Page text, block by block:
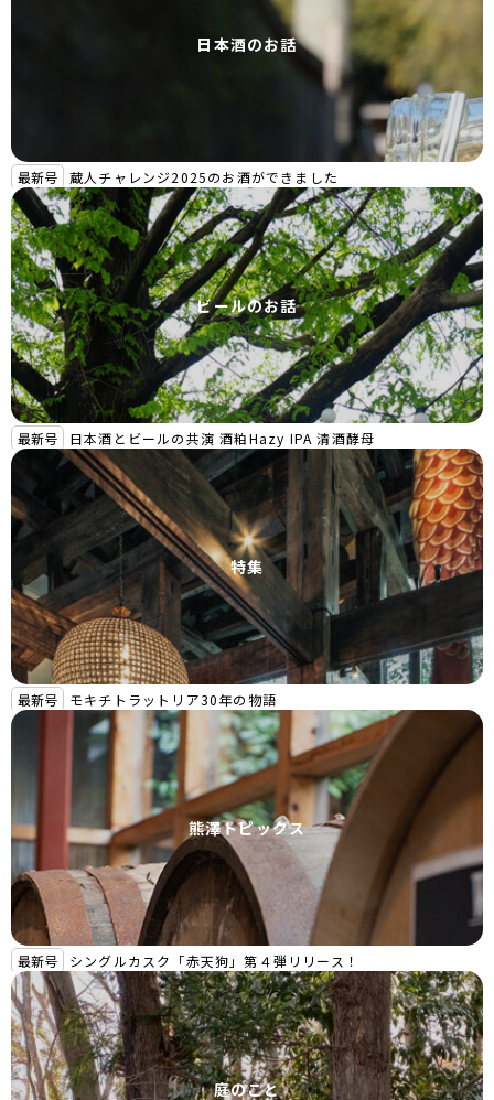
日本酒のお話
最新号 蔵人チャレンジ2025のお酒ができました
ビールのお話
最新号 日本酒とビールの共演 酒粕Hazy IPA 清酒酵母
特集
最新号 モキチトラットリア30年の物語
熊澤トピックス
最新号 シングルカスク「赤天狗」第４弾リリース！
庭のこと